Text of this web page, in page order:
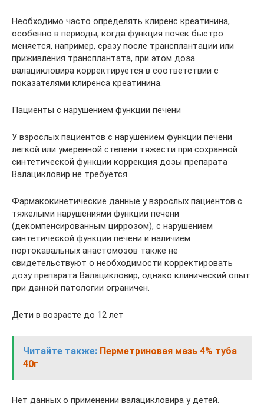
Необходимо часто определять клиренс креатинина,
особенно в периоды, когда функция почек быстро
меняется, например, сразу после трансплантации или
приживления трансплантата, при этом доза
валацикловира корректируется в соответствии с
показателями клиренса креатинина.
Пациенты с нарушением функции печени
У взрослых пациентов с нарушением функции печени
легкой или умеренной степени тяжести при сохранной
синтетической функции коррекция дозы препарата
Валацикловир не требуется.
Фармакокинетические данные у взрослых пациентов с
тяжелыми нарушениями функции печени
(декомпенсированным циррозом), с нарушением
синтетической функции печени и наличием
портокавальных анастомозов также не
свидетельствуют о необходимости корректировать
дозу препарата Валацикловир, однако клинический опыт
при данной патологии ограничен.
Дети в возрасте до 12 лет
Читайте также: Перметриновая мазь 4% туба
40г
Нет данных о применении валацикловира у детей.